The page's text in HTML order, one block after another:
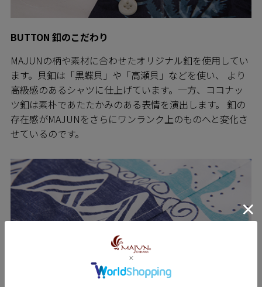
BUTTON 釦のこだわり
MAJUNの柄や素材に合わせたオリジナル釦を使用してい
ます。貝釦は「黒蝶貝」や「高瀬貝」などを使い、 より
高級感のあるシャツに仕上げています。一方、ココナッ
ツ釦は素朴であたたかみのある表情を演出します。 釦の
存在感がMAJUNをさらにワンランク上のものへと変化さ
せているのです。